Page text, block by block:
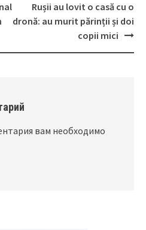
Rușii au lovit o casă cu o
dronă: au murit părinții și doi
copii mici
вам необходимо